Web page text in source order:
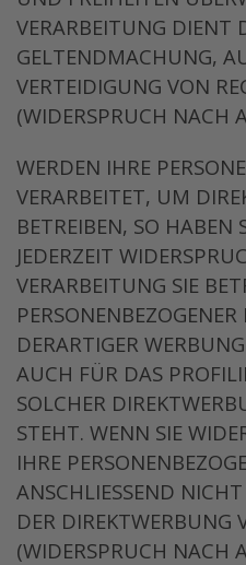
VERARBEITUNG DIENT
GELTENDMACHUNG,
VERTEIDIGUNG VON
(WIDERSPRUCH NACH
WERDEN IHRE
VERARBEITET, UM
BETREIBEN, SO HABEN
JEDERZEIT
VERARBEITUNG SIE
DERARTIGER
AUCH FÜR DAS
SOLCHER
STEHT. WENN SIE
IHRE
ANSCHLIESSEND
DER DIREKTWERBUNG
(WIDERSPRUCH NACH